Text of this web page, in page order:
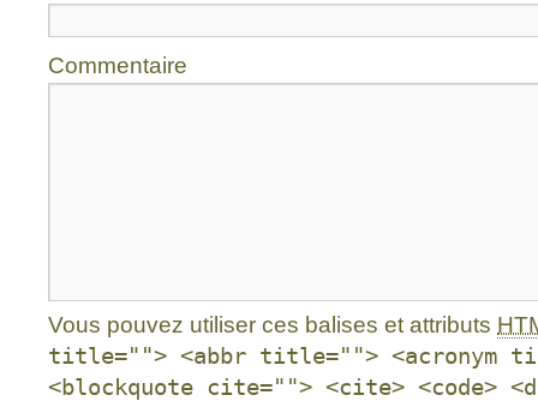
Commentaire
Vous pouvez utiliser ces balises et attributs
title=""> <abbr title=""> <acronym
<blockquote cite=""> <cite> <code>